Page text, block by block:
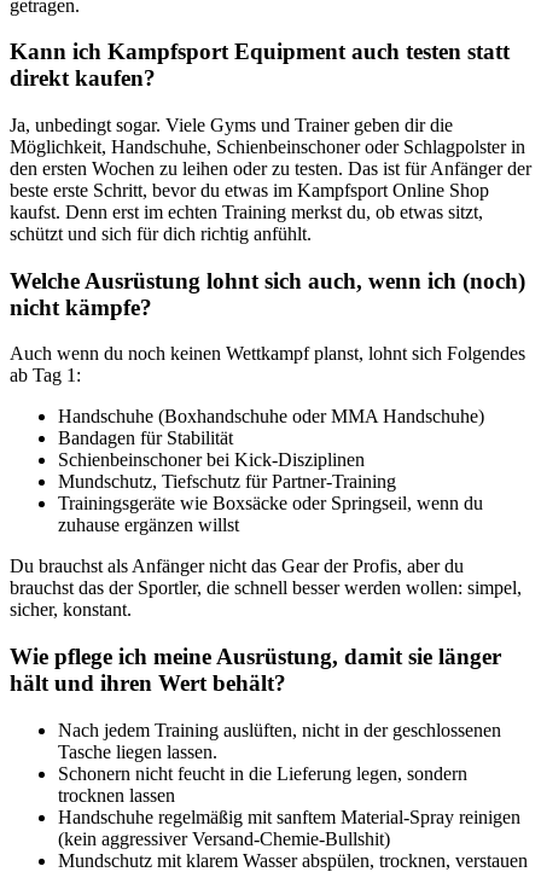
getragen.
Kann ich Kampfsport Equipment auch testen statt
direkt kaufen?
Ja, unbedingt sogar. Viele Gyms und Trainer geben dir die
Möglichkeit, Handschuhe, Schienbeinschoner oder Schlagpolster in
den ersten Wochen zu leihen oder zu testen. Das ist für Anfänger der
beste erste Schritt, bevor du etwas im Kampfsport Online Shop
kaufst. Denn erst im echten Training merkst du, ob etwas sitzt,
schützt und sich für dich richtig anfühlt.
Welche Ausrüstung lohnt sich auch, wenn ich (noch)
nicht kämpfe?
Auch wenn du noch keinen Wettkampf planst, lohnt sich Folgendes
ab Tag 1:
Handschuhe (Boxhandschuhe oder MMA Handschuhe)
Bandagen für Stabilität
Schienbeinschoner bei Kick-Disziplinen
Mundschutz, Tiefschutz für Partner-Training
Trainingsgeräte wie Boxsäcke oder Springseil, wenn du
zuhause ergänzen willst
Du brauchst als Anfänger nicht das Gear der Profis, aber du
brauchst das der Sportler, die schnell besser werden wollen: simpel,
sicher, konstant.
Wie pflege ich meine Ausrüstung, damit sie länger
hält und ihren Wert behält?
Nach jedem Training auslüften, nicht in der geschlossenen
Tasche liegen lassen.
Schonern nicht feucht in die Lieferung legen, sondern
trocknen lassen
Handschuhe regelmäßig mit sanftem Material-Spray reinigen
(kein aggressiver Versand-Chemie-Bullshit)
Mundschutz mit klarem Wasser abspülen, trocknen, verstauen